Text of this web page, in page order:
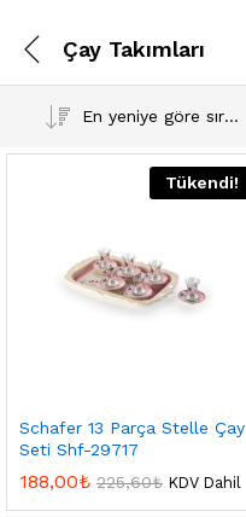
Çay Takımları
En yeniye göre sırala
Tükendi!
Schafer 13 Parça Stelle Çay
Seti Shf-29717
188,00₺ 225,60₺ KDV Dahil